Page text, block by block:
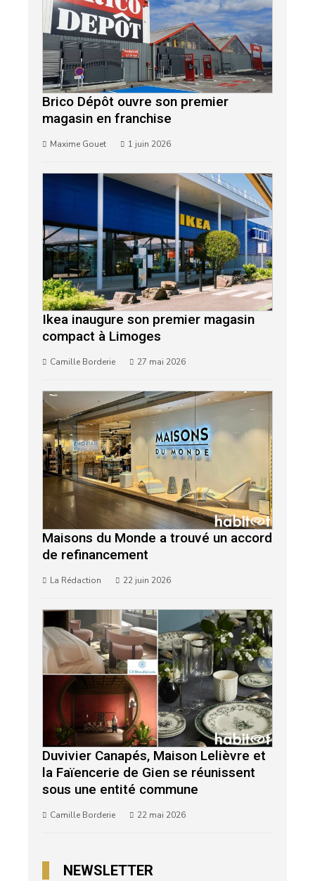
Brico Dépôt ouvre son premier
magasin en franchise
Maxime Gouet 1 juin 2026
Ikea inaugure son premier magasin
compact à Limoges
Camille Borderie 27 mai 2026
Maisons du Monde a trouvé un accord
de refinancement
La Rédaction 22 juin 2026
Duvivier Canapés, Maison Lelièvre et
la Faïencerie de Gien se réunissent
sous une entité commune
Camille Borderie 22 mai 2026
NEWSLETTER